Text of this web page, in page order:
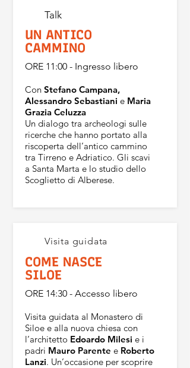
Talk
UN ANTICO
CAMMINO
ORE 11:00 - Ingresso libero
Con Stefano Campana,
Alessandro Sebastiani e Maria
Grazia Celuzza
Un dialogo tra archeologi sulle
ricerche che hanno portato alla
riscoperta dell’antico cammino
tra Tirreno e Adriatico. Gli scavi
a Santa Marta e lo studio dello
Scoglietto di Alberese.
Visita guidata
COME NASCE
SILOE
ORE 14:30 - Accesso libero
Visita guidata al Monastero di
Siloe e alla nuova chiesa con
l’architetto Edoardo Milesi e i
padri Mauro Parente e Roberto
Lanzi. Un’occasione per scoprire